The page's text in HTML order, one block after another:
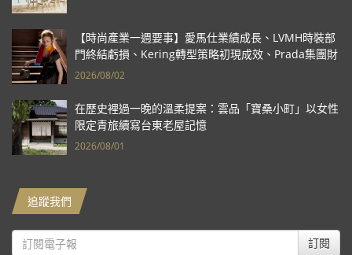
【時尚產業一週要事】愛馬仕業績成長、LVMH時裝部
門終結虧損、Kering轉型策略初現成效、Prada集團財
報亮眼
2026/08/02
在歷史裡過一晚的溫柔提案：雲品「寶桑小町」以女性
限定青旅續寫台東老屋記憶
2026/08/01
追蹤我們
訂閱